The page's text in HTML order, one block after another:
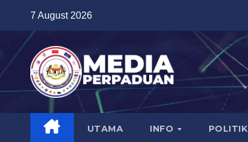
content
7 August 2026
UTAMA INFO